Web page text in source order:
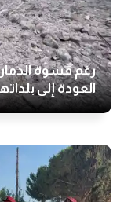
رغم قسوة
العودة إلى